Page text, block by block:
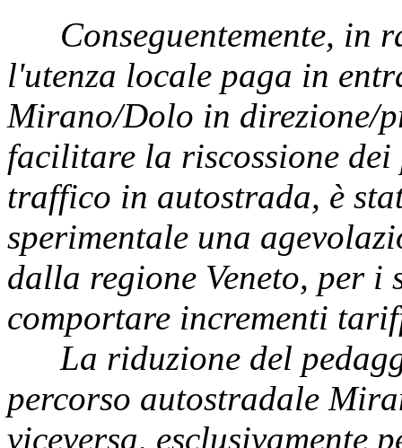
Conseguentemente, in
l'utenza locale paga in
Mirano/Dolo in direzione/
facilitare la riscossione
traffico in autostrada, è
sperimentale una
dalla regione Veneto, per i
comportare incrementi
La riduzione del
percorso autostradale
viceversa, esclusivamente